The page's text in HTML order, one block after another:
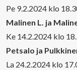
Pe 9.2.2024 klo
Malinen L. ja
Ke 14.2.2024 klo
Petsalo ja
La 24.2.2024 klo